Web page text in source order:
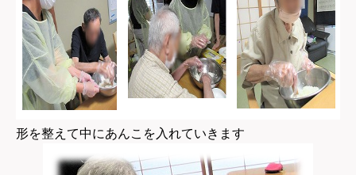
形を整えて中にあんこを入れていきます